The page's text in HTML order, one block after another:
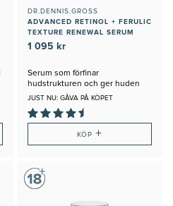
DR.DENNIS.GROSS
ADVANCED RETINOL + FERULIC
TEXTURE RENEWAL SERUM
1 095 kr
Serum som förfinar
hudstrukturen och ger huden
nytt liv
JUST NU: GÅVA PÅ KÖPET
KÖP +